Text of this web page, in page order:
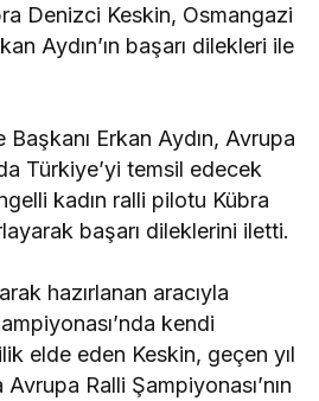
Denizci Keskin, Osmangazi
Aydın’ın başarı dilekleri ile
Erkan Aydın, Avrupa
Türkiye’yi temsil edecek
kadın ralli pilotu Kübra
başarı dileklerini iletti.
hazırlanan aracıyla
kendi
elde eden Keskin, geçen yıl
Ralli Şampiyonası’nın